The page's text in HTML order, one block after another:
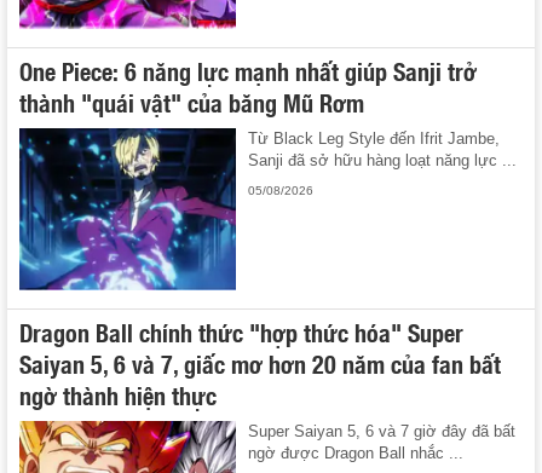
One Piece: 6 năng lực mạnh nhất giúp Sanji trở
thành "quái vật" của băng Mũ Rơm
Từ Black Leg Style đến Ifrit Jambe,
Sanji đã sở hữu hàng loạt năng lực ...
05/08/2026
Dragon Ball chính thức "hợp thức hóa" Super
Saiyan 5, 6 và 7, giấc mơ hơn 20 năm của fan bất
ngờ thành hiện thực
Super Saiyan 5, 6 và 7 giờ đây đã bất
ngờ được Dragon Ball nhắc ...